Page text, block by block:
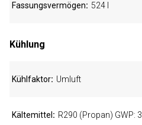
Fassungsvermögen 524 l
Kühlung
Kühlfaktor Umluft
Kältemittel R290 (Propan) GWP: 3